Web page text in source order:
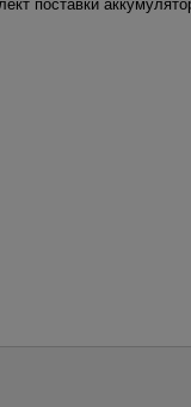
поставки